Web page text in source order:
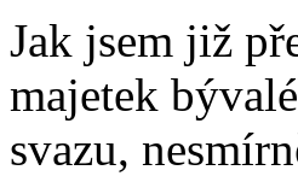
Jak jsem již
majetek
svazu,